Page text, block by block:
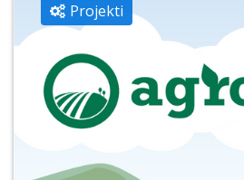
Projekti